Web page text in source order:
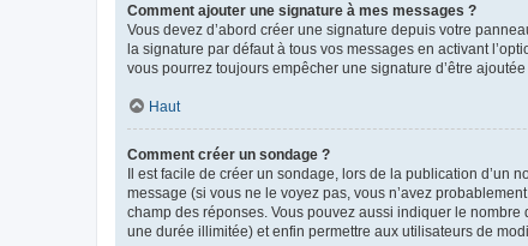
Comment ajouter une signature à mes messages ?
Vous devez d’abord créer une signature depuis votre
la signature par défaut à tous vos messages en activant
vous pourrez toujours empêcher une signature d’être
Haut
Comment créer un sondage ?
Il est facile de créer un sondage, lors de la publication d’un
message (si vous ne le voyez pas, vous n’avez
champ des réponses. Vous pouvez aussi indiquer le
une durée illimitée) et enfin permettre aux utilisateurs de